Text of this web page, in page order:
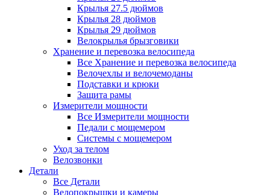
Крылья 27.5 дюймов
Крылья 28 дюймов
Крылья 29 дюймов
Велокрылья брызговики
Хранение и перевозка велосипеда
Все Хранение и перевозка велосипеда
Велочехлы и велочемоданы
Подставки и крюки
Защита рамы
Измерители мощности
Все Измерители мощности
Педали с мощемером
Системы с мощемером
Уход за телом
Велозвонки
Детали
Все Детали
Велопокрышки и камеры